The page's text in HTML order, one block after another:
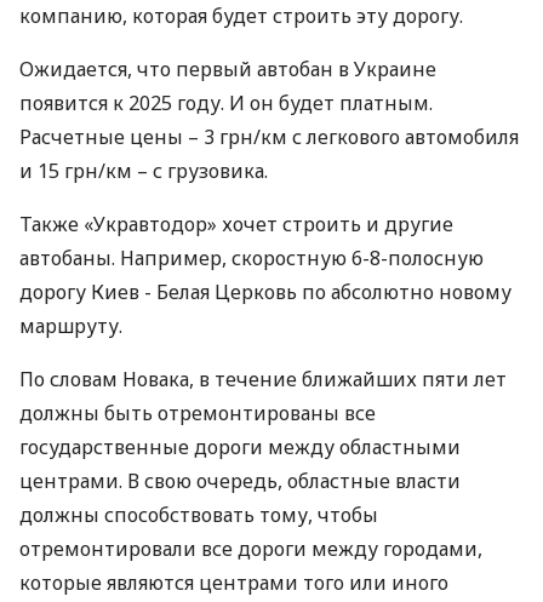
компанию, которая будет строить эту дорогу.
Ожидается, что первый автобан в Украине
появится к 2025 году. И он будет платным.
Расчетные цены – 3 грн/км с легкового автомобиля
и 15 грн/км – с грузовика.
Также «Укравтодор» хочет строить и другие
автобаны. Например, скоростную 6-8-полосную
дорогу Киев ­- Белая Церковь по абсолютно новому
маршруту.
По словам Новака, в течение ближайших пяти лет
должны быть отремонтированы все
государственные дороги между областными
центрами. В свою очередь, областные власти
должны способствовать тому, чтобы
отремонтировали все дороги между городами,
которые являются центрами того или иного